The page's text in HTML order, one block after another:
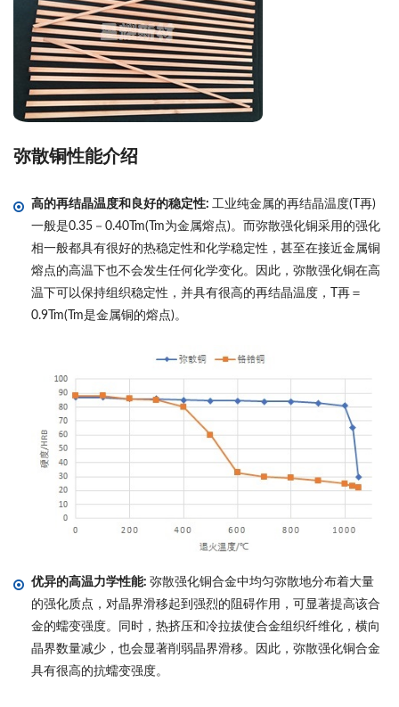
弥散铜性能介绍
高的再结晶温度和良好的稳定性: 工业纯金属的再结晶温度(T再)
一般是0.35－0.40Tm(Tm为金属熔点)。而弥散强化铜采用的强化
相一般都具有很好的热稳定性和化学稳定性，甚至在接近金属铜
熔点的高温下也不会发生任何化学变化。因此，弥散强化铜在高
温下可以保持组织稳定性，并具有很高的再结晶温度，T再＝
0.9Tm(Tm是金属铜的熔点)。
优异的高温力学性能: 弥散强化铜合金中均匀弥散地分布着大量
的强化质点，对晶界滑移起到强烈的阻碍作用，可显著提高该合
金的蠕变强度。同时，热挤压和冷拉拔使合金组织纤维化，横向
晶界数量减少，也会显著削弱晶界滑移。因此，弥散强化铜合金
具有很高的抗蠕变强度。